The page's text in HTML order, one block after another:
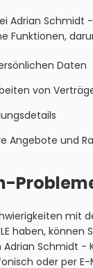
Adrian Schmidt -
Funktionen,
Daten
von
Angebote und
mit
haben, können
Schmidt -
oder per E-